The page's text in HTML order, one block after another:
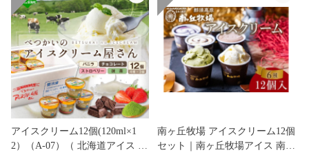
さと納税 ］
アイスクリーム12個(120ml×1
2）（A-07）（ 北海道アイス 北
南ヶ丘牧場 アイスクリーム12個
セット｜南ヶ丘牧場アイス 南ヶ